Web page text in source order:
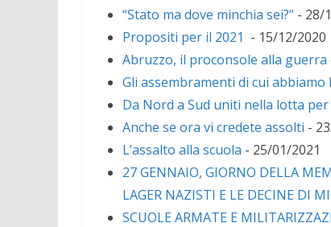
“Stato ma dove minchia sei?” - 28/
Propositi per il 2021 - 15/12/2020
Abruzzo, il proconsole alla
Gli assembramenti di cui abbiamo
Da Nord a Sud uniti nella lotta
Anche se ora vi credete assolti -
L’assalto alla scuola - 25/01/2021
27 GENNAIO, GIORNO DELLA
LAGER NAZISTI E LE DECINE DI
SCUOLE ARMATE E